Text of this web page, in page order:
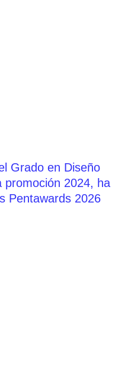
Grado en Diseño
promoción 2024, ha
Pentawards 2026